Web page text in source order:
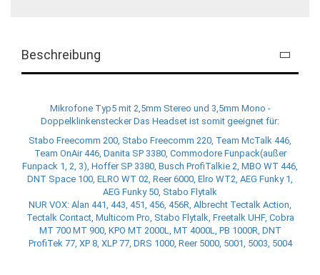
Beschreibung
Mikrofone Typ5 mit 2,5mm Stereo und 3,5mm Mono -
Doppelklinkenstecker Das Headset ist somit geeignet für:
Stabo Freecomm 200, Stabo Freecomm 220, Team McTalk 446,
Team OnAir 446, Danita SP 3380, Commodore Funpack(außer
Funpack 1, 2, 3), Hoffer SP 3380, Busch ProfiTalkie 2, MBO WT 446,
DNT Space 100, ELRO WT 02, Reer 6000, Elro WT2, AEG Funky 1,
AEG Funky 50, Stabo Flytalk
NUR VOX: Alan 441, 443, 451, 456, 456R, Albrecht Tectalk Action,
Tectalk Contact, Multicom Pro, Stabo Flytalk, Freetalk UHF, Cobra
MT 700 MT 900, KPO MT 2000L, MT 4000L, PB 1000R, DNT
ProfiTek 77, XP 8, XLP 77, DRS 1000, Reer 5000, 5001, 5003, 5004